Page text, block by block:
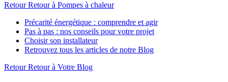
Retour Retour à Pompes à chaleur
Précarité énergétique : comprendre et agir
Pas à pas : nos conseils pour votre projet
Choisir son installateur
Retrouvez tous les articles de notre Blog
Retour Retour à Votre Blog